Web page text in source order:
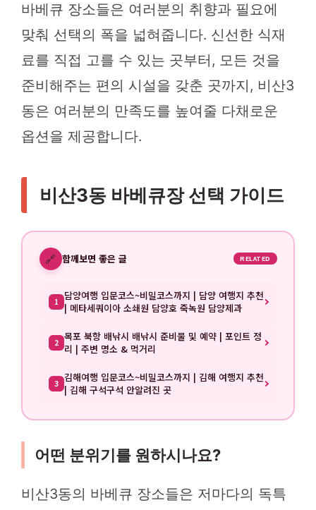
바베큐 장소들은 여러분의 취향과 필요에
맞춰 선택의 폭을 넓혀줍니다. 신선한 식재
료를 직접 고를 수 있는 곳부터, 모든 것을
준비해주는 편의 시설을 갖춘 곳까지, 비산3
동은 여러분의 만족도를 높여줄 다채로운
옵션을 제공합니다.
비산3동 바베큐장 선택 가이드
🔗 함께보면 좋은 글 RELATED
1 담양여행 입문코스~비밀코스까지 | 담양 여행지 추천
| 메타세쿼이아 소쇄원 담양호 죽녹원 담양제과
2 목포 북항 배낚시 배낚시 준비물 및 예약 | 포인트 정
리 | 주변 명소 & 먹거리
3 김해여행 입문코스~비밀코스까지 | 김해 여행지 추천
| 김해 구석구석 안알려진 곳
어떤 분위기를 원하시나요?
비산3동의 바베큐 장소들은 저마다의 독특